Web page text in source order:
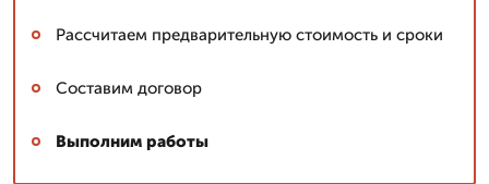
Рассчитаем предварительную стоимость и сроки
Составим договор
Выполним работы